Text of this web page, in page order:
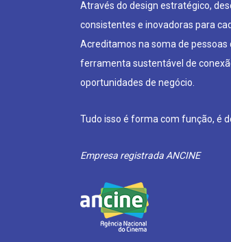
Através do design estratégico,
consistentes e inovadoras para
Acreditamos na soma de
ferramenta sustentável de
oportunidades de negócio.
Tudo isso é forma com função, é
Empresa registrada ANCINE